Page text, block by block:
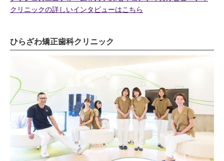
クリニックの詳しいインタビューはこちら
ひらざわ矯正歯科クリニック